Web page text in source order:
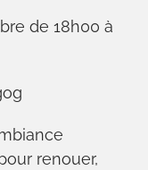
de 18h00 à
renouer,